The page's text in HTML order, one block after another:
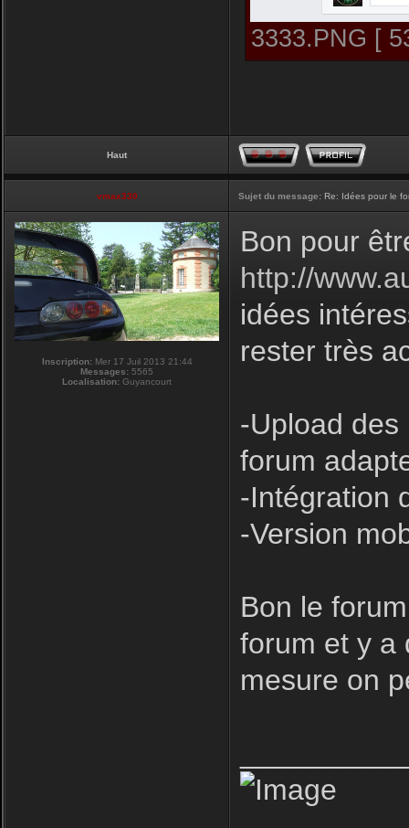
3333.PNG [
Haut
vmax330 Sujet du message: Re: Idées pour le
Inscription:Mer 17 Juil 2013 21:44
Messages: 5565
Localisation: Guyancourt
Bon pour
http://
idées
rester très
-Upload
forum
-Intégration
-Version
Bon le
forum et y a
mesure on